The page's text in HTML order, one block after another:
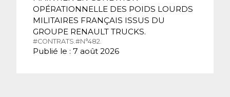
OPÉRATIONNELLE DES POIDS LOURDS
MILITAIRES FRANÇAIS ISSUS DU
GROUPE RENAULT TRUCKS.
#CONTRATS. #N°482.
Publié le : 7 août 2026